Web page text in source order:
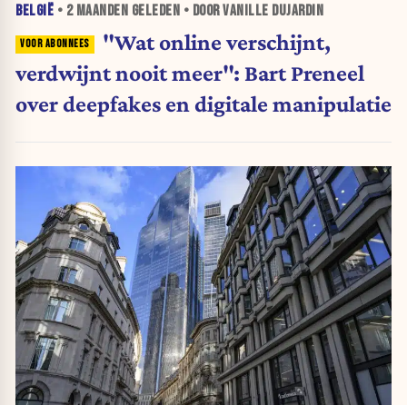
BELGIË • 2 MAANDEN GELEDEN • DOOR VANILLE DUJARDIN
"Wat online verschijnt,
verdwijnt nooit meer": Bart Preneel
over deepfakes en digitale manipulatie